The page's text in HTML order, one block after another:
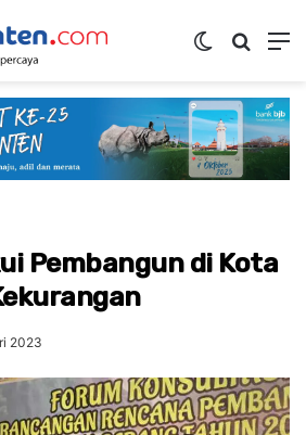
Switch skin
Pembangun di Kota
2023